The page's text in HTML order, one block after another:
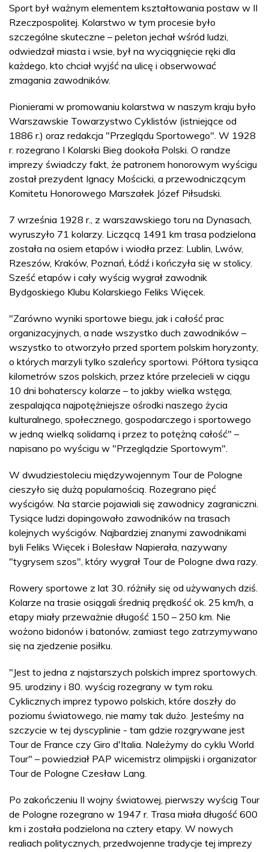
Sport był ważnym elementem kształtowania postaw w II
Rzeczpospolitej. Kolarstwo w tym procesie było
szczególne skuteczne – peleton jechał wśród ludzi,
odwiedzał miasta i wsie, był na wyciągnięcie ręki dla
każdego, kto chciał wyjść na ulicę i obserwować
zmagania zawodników.
Pionierami w promowaniu kolarstwa w naszym kraju było
Warszawskie Towarzystwo Cyklistów (istniejące od
1886 r.) oraz redakcja "Przeglądu Sportowego". W 1928
r. rozegrano I Kolarski Bieg dookoła Polski. O randze
imprezy świadczy fakt, że patronem honorowym wyścigu
został prezydent Ignacy Mościcki, a przewodniczącym
Komitetu Honorowego Marszałek Józef Piłsudski.
7 września 1928 r., z warszawskiego toru na Dynasach,
wyruszyło 71 kolarzy. Liczącą 1491 km trasa podzielona
została na osiem etapów i wiodła przez: Lublin, Lwów,
Rzeszów, Kraków, Poznań, Łódź i kończyła się w stolicy.
Sześć etapów i cały wyścig wygrał zawodnik
Bydgoskiego Klubu Kolarskiego Feliks Więcek.
"Zarówno wyniki sportowe biegu, jak i całość prac
organizacyjnych, a nade wszystko duch zawodników –
wszystko to otworzyło przed sportem polskim horyzonty,
o których marzyli tylko szaleńcy sportowi. Półtora tysiąca
kilometrów szos polskich, przez które przelecieli w ciągu
10 dni bohaterscy kolarze – to jakby wielka wstęga,
zespalająca najpotężniejsze ośrodki naszego życia
kulturalnego, społecznego, gospodarczego i sportowego
w jedną wielką solidarną i przez to potężną całość" –
napisano po wyścigu w "Przeglądzie Sportowym".
W dwudziestoleciu międzywojennym Tour de Pologne
cieszyło się dużą popularnością. Rozegrano pięć
wyścigów. Na starcie pojawiali się zawodnicy zagraniczni.
Tysiące ludzi dopingowało zawodników na trasach
kolejnych wyścigów. Najbardziej znanymi zawodnikami
byli Feliks Więcek i Bolesław Napierała, nazywany
"tygrysem szos", który wygrał Tour de Pologne dwa razy.
Rowery sportowe z lat 30. różniły się od używanych dziś.
Kolarze na trasie osiągali średnią prędkość ok. 25 km/h, a
etapy miały przeważnie długość 150 – 250 km. Nie
wożono bidonów i batonów, zamiast tego zatrzymywano
się na zjedzenie posiłku.
"Jest to jedna z najstarszych polskich imprez sportowych.
95. urodziny i 80. wyścig rozegrany w tym roku.
Cyklicznych imprez typowo polskich, które doszły do
poziomu światowego, nie mamy tak dużo. Jesteśmy na
szczycie w tej dyscyplinie - tam gdzie rozgrywane jest
Tour de France czy Giro d'Italia. Należymy do cyklu World
Tour" – powiedział PAP wicemistrz olimpijski i organizator
Tour de Pologne Czesław Lang.
Po zakończeniu II wojny światowej, pierwszy wyścig Tour
de Pologne rozegrano w 1947 r. Trasa miała długość 600
km i została podzielona na cztery etapy. W nowych
realiach politycznych, przedwojenne tradycje tej imprezy